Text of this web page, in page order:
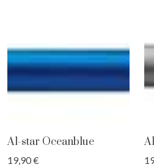
Al-star Oceanblue
19,90 €